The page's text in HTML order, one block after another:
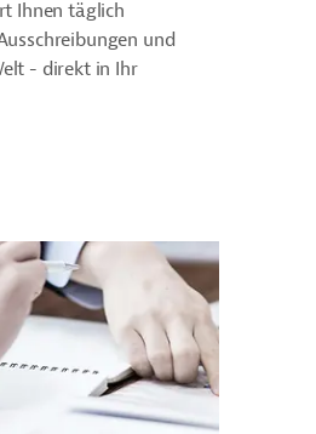
Ihnen täglich
und
- direkt in Ihr